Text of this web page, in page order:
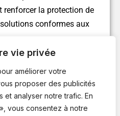
vie privée
améliorer votre
proposer des publicités
et analyser notre trafic. En
vous consentez à notre
renforcer la protection de
conformes aux
Article suivant